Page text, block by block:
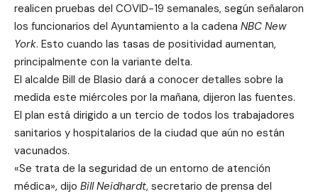
realicen pruebas del COVID-19 semanales, según señalaron
los funcionarios del Ayuntamiento a la cadena NBC New
York. Esto cuando las tasas de positividad aumentan,
principalmente con la variante delta.
El alcalde Bill de Blasio dará a conocer detalles sobre la
medida este miércoles por la mañana, dijeron las fuentes.
El plan está dirigido a un tercio de todos los trabajadores
sanitarios y hospitalarios de la ciudad que aún no están
vacunados.
«Se trata de la seguridad de un entorno de atención
médica», dijo Bill Neidhardt, secretario de prensa del